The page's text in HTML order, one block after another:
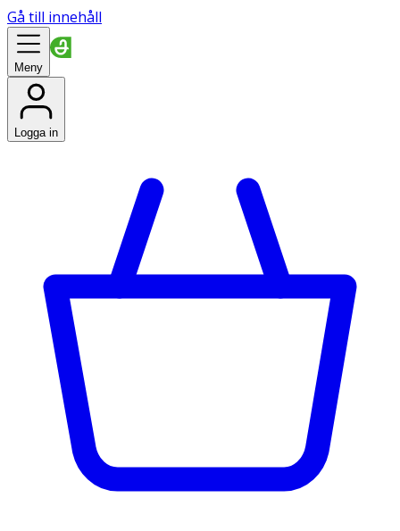
Gå till innehåll
Meny
Logga in